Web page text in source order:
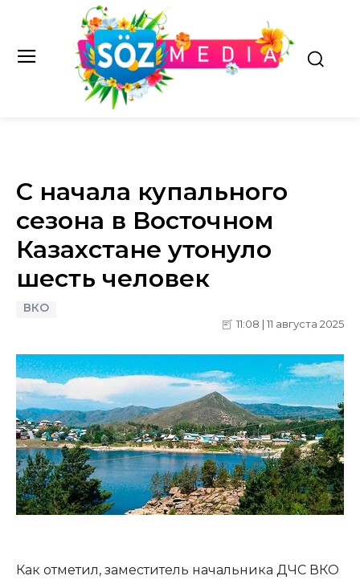
С начала купального
сезона в Восточном
Казахстане утонуло
шесть человек
ВКО
11:08 | 11 августа 2025
Как отметил, заместитель начальника ДЧС ВКО